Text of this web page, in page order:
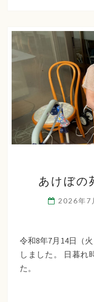
あけぼ
2026年7
令和8年7月14日（
しました。 日暮れ
た。